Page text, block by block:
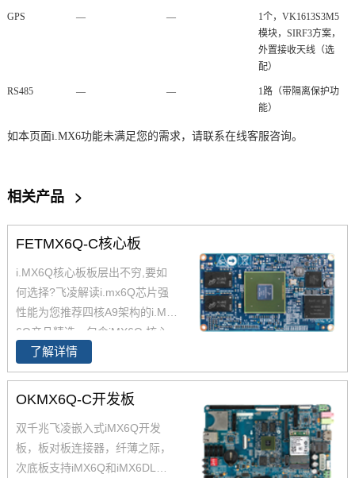
GPS — —
1个，VK1613S3M5
模块，SIRF3方案，
外置接收天线（选
配）
RS485 — —
1路（带隔离保护功
能）
如本页面i.MX6功能未满足您的需求，请联系在线客服咨询。
相关产品 >
FETMX6Q-C核心板
i.MX6Q核心板板层出不穷,要如
何选择?飞凌解读i.mx6Q芯片强
性能为您推荐四核A9架构的i.MX
6Q产品精选，包含iMX6Q 核心
板、i.MX6Q 核心板、iMX6Q工
业级核心板，欢迎采购。 i.MX6
Q核心板基于NXP（原Freescal
处理器设计，核心板小尺寸核心
板搭配独特的薄款连接器，让设
计随心所欲！
了解详情
OKMX6Q-C开发板
双千兆飞凌嵌入式iMX6Q开发
板，板对板连接器，纤薄之际，
次底板支持iMX6Q和iMX6DL核